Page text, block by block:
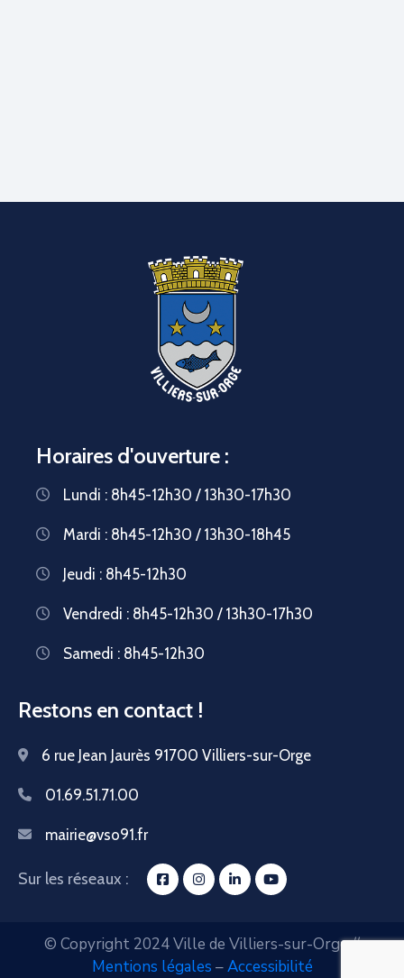
Horaires d'ouverture :
Lundi : 8h45-12h30 / 13h30-17h30
Mardi : 8h45-12h30 / 13h30-18h45
Jeudi : 8h45-12h30
Vendredi : 8h45-12h30 / 13h30-17h30
Samedi : 8h45-12h30
Restons en contact !
6 rue Jean Jaurès 91700 Villiers-sur-Orge
01.69.51.71.00
mairie@vso91.fr
Sur les réseaux :
© Copyright 2024 Ville de Villiers-sur-Orge //
Mentions légales –Accessibilité